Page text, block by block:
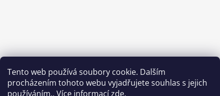
Tento web používá soubory cookie. Dalším
procházením tohoto webu vyjadřujete souhlas s jejich
používáním.. Více informacízde.